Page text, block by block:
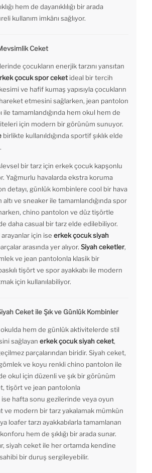
hem de dayanıklılığı bir arada
kullanım imkânı sağlıyor.
Ceket
çocukların enerjik tarzını yansıtan
çocuk spor ceket ideal bir tercih
ve hafif kumaş yapısıyla çocukların
etmesini sağlarken, jean pantolon
ile tamamlandığında hem okul hem de
için modern bir görünüm sunuyor.
birlikte kullanıldığında sportif şıklık elde
bir tarz için erkek çocuk kapşonlu
Yağmurlu havalarda ekstra koruma
detayı, günlük kombinlere cool bir hava
altı ve sneaker ile tamamlandığında spor
chino pantolon ve düz tişörtle
daha casual bir tarz elde edilebiliyor.
arayanlar için ise erkek çocuk siyah
arasında yer alıyor. Siyah ceketler,
ve jean pantolonla klasik bir
tişört ve spor ayakkabı ile modern
için kullanılabiliyor.
Ceket ile Şık ve Günlük Kombinler
okulda hem de günlük aktivitelerde stil
sağlayan erkek çocuk siyah ceket,
parçalarından biridir. Siyah ceket,
ve koyu renkli chino pantolon ile
okul için düzenli ve şık bir görünüm
tişört ve jean pantolonla
hafta sonu gezilerinde veya oyun
ve modern bir tarz yakalamak mümkün
loafer tarzı ayakkabılarla tamamlanan
hem de şıklığı bir arada sunar.
siyah ceket ile her ortamda kendine
bir duruş sergileyebilir.